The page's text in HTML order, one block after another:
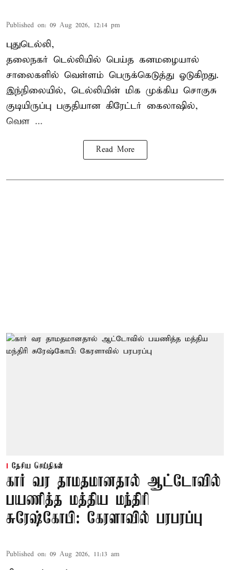
Published on: 09 Aug 2026, 12:14 pm
புதுடெல்லி,
தலைநகர் டெல்லியில் பெய்த கனமழையால்
சாலைகளில் வெள்ளம் பெருக்கெடுத்து ஓடுகிறது.
இந்நிலையில், டெல்லியின் மிக முக்கிய சொகுசு
குடியிருப்பு பகுதியான கிரேட்டர் கைலாஷில்,
வெள ...
Read More
தேசிய செய்திகள்
கார் வர தாமதமானதால் ஆட்டோவில்
பயணித்த மத்திய மந்திரி
சுரேஷ்கோபி: கேரளாவில் பரபரப்பு
Published on: 09 Aug 2026, 11:13 am